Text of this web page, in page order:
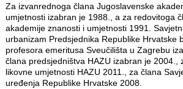
Za izvanrednoga člana Jugoslavenske
umjetnosti izabran je 1988., a za redovitoga
akademije znanosti i umjetnosti 1991.
urbanizam Predsjednika Republike Hrvatske
profesora emeritusa Sveučilišta u Zagrebu
člana predsjedništva HAZU izabran je 2004.,
likovne umjetnosti HAZU 2011., za člana
uređenja Republike Hrvatske 2008.